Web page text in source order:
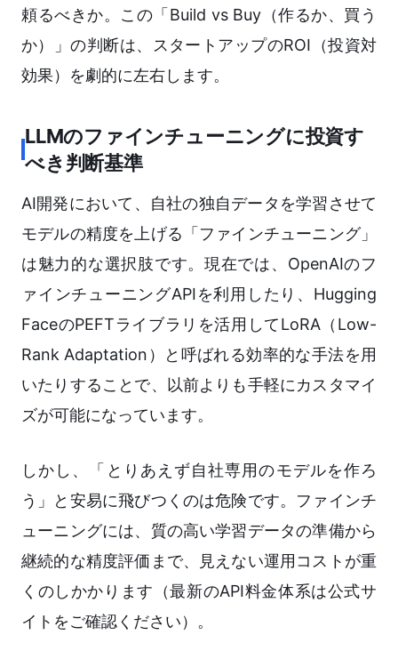
頼るべきか。この「Build vs Buy（作るか、買う
か）」の判断は、スタートアップのROI（投資対
効果）を劇的に左右します。
LLMのファインチューニングに投資す
べき判断基準
AI開発において、自社の独自データを学習させて
モデルの精度を上げる「ファインチューニング」
は魅力的な選択肢です。現在では、OpenAIのフ
ァインチューニングAPIを利用したり、Hugging
FaceのPEFTライブラリを活用してLoRA（Low-
Rank Adaptation）と呼ばれる効率的な手法を用
いたりすることで、以前よりも手軽にカスタマイ
ズが可能になっています。
しかし、「とりあえず自社専用のモデルを作ろ
う」と安易に飛びつくのは危険です。ファインチ
ューニングには、質の高い学習データの準備から
継続的な精度評価まで、見えない運用コストが重
くのしかかります（最新のAPI料金体系は公式サ
イトをご確認ください）。